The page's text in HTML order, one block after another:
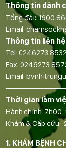
Thông tin dành
Tổng đài:1900
Email:
Thông tin liên
Tel: 0246273 8532
Fax: 0246273
Email:
Thời gian làm
Hành chính:
Khám & Cấp cứu:
1. KHÁM BỆNH